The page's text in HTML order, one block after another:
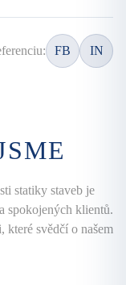
FB IN
statiky staveb je
spokojených klientů.
které svědčí o našem